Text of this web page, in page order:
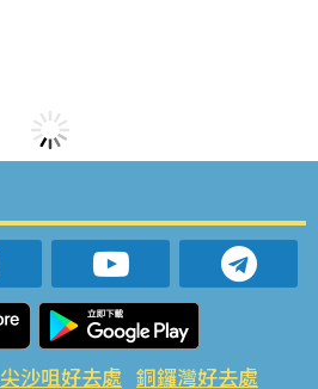
尖沙咀好去處 銅鑼灣好去處